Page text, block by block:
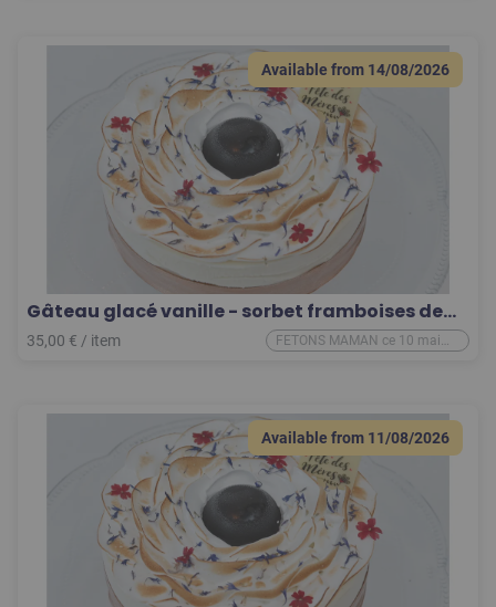
Available from 14/08/2026
Gâteau glacé vanille - sorbet framboises de
Pinchart 6 pers.
35,00 € / item
FETONS MAMAN ce 10 mai
2026
Available from 11/08/2026